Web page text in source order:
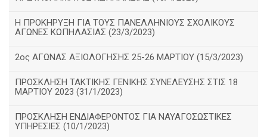
Η ΠΡΟΚΗΡΥΞΗ ΓΙΑ ΤΟΥΣ ΠΑΝΕΛΛΗΝΙΟΥΣ ΣΧΟΛΙΚΟΥΣ
ΑΓΩΝΕΣ ΚΩΠΗΛΑΣΙΑΣ (23/3/2023)
2ος ΑΓΩΝΑΣ ΑΞΙΟΛΟΓΗΣΗΣ 25-26 ΜΑΡΤΙΟΥ (15/3/2023)
ΠΡΟΣΚΛΗΣΗ ΤΑΚΤΙΚΗΣ ΓΕΝΙΚΗΣ ΣΥΝΕΛΕΥΣΗΣ ΣΤΙΣ 18
ΜΑΡΤΙΟΥ 2023 (31/1/2023)
ΠΡΟΣΚΛΗΣΗ ΕΝΔΙΑΦΕΡΟΝΤΟΣ ΓΙΑ ΝΑΥΑΓΟΣΩΣΤΙΚΕΣ
ΥΠΗΡΕΣΙΕΣ (10/1/2023)